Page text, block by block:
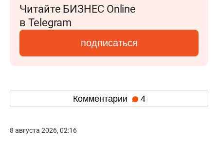
Читайте БИЗНЕС Online
в Telegram
подписаться
Комментарии 4
8 августа 2026, 02:16